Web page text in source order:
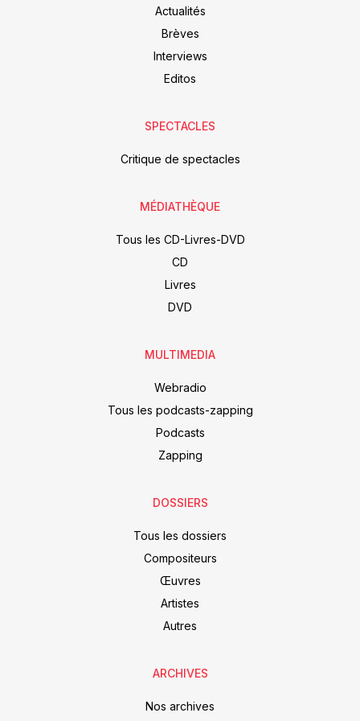
Actualités
Brèves
Interviews
Editos
SPECTACLES
Critique de spectacles
MÉDIATHÈQUE
Tous les CD-Livres-DVD
CD
Livres
DVD
MULTIMEDIA
Webradio
Tous les podcasts-zapping
Podcasts
Zapping
DOSSIERS
Tous les dossiers
Compositeurs
Œuvres
Artistes
Autres
ARCHIVES
Nos archives